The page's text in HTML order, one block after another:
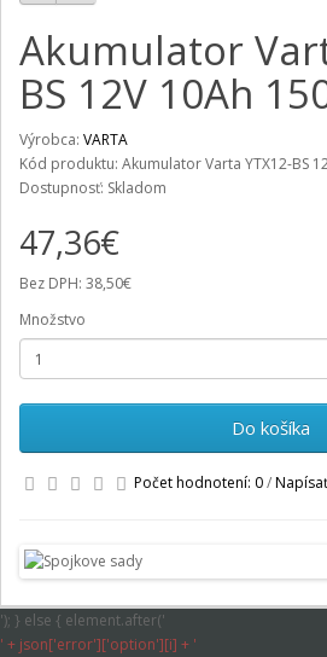
Akumulator
BS 12V 10Ah
Výrobca: VARTA
Kód produktu: Akumulator Varta YTX12-BS
Dostupnosť: Skladom
47,36€
Bez DPH: 38,50€
Množstvo
Do košíka
Počet hodnotení: 0/
'); } else { element.after('
' + json['error']['option'][i] + '